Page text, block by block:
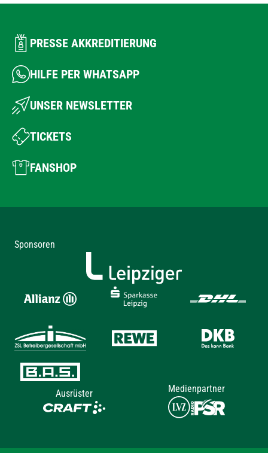
PRESSE AKKREDITIERUNG
HILFE PER WHATSAPP
UNSER NEWSLETTER
TICKETS
FANSHOP
Sponsoren
Ausrüster Medienpartner